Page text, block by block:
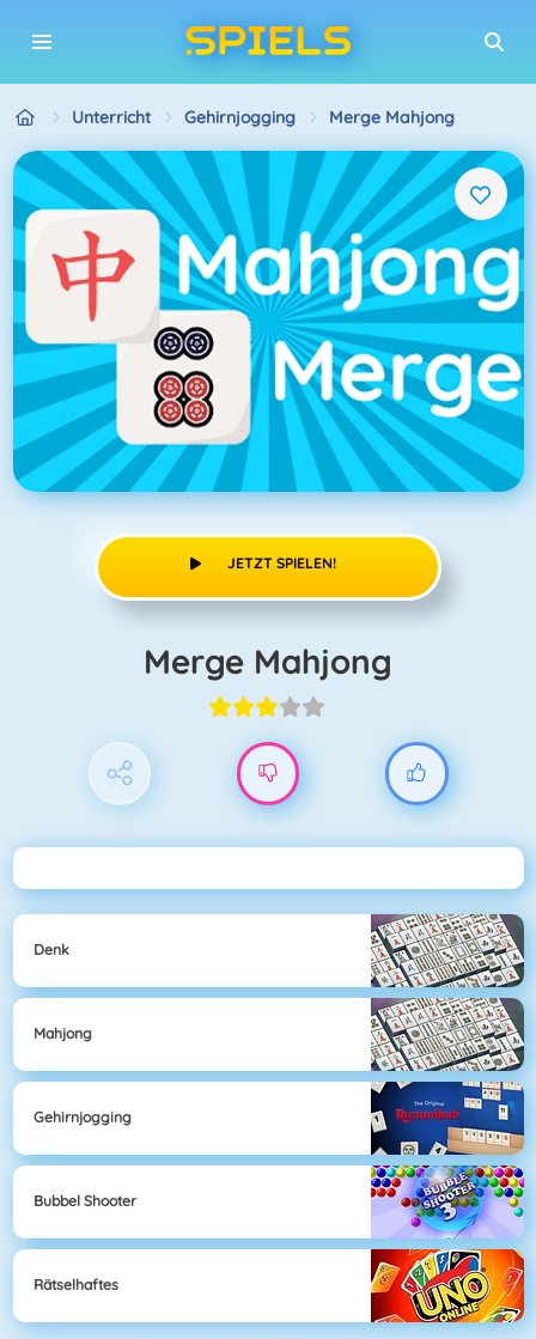
Unterricht Gehirnjogging Merge Mahjong
JETZT SPIELEN!
Merge Mahjong
Denk
Mahjong
Gehirnjogging
Bubbel Shooter
Rätselhaftes